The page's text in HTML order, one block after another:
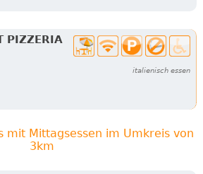
PIZZERIA
italienisch essen
mit Mittagsessen im Umkreis von
3km